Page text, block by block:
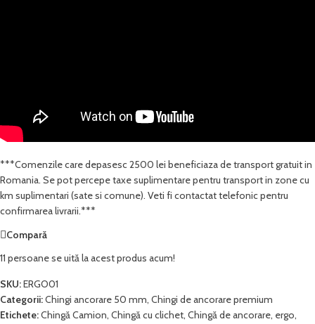
***Comenzile care depasesc 2500 lei beneficiaza de transport gratuit in
Romania. Se pot percepe taxe suplimentare pentru transport in zone cu
km suplimentari (sate si comune). Veti fi contactat telefonic pentru
confirmarea livrarii.***
Compară
11 persoane se uită la acest produs acum!
SKU:ERGO01
Categorii:Chingi ancorare 50 mm, Chingi de ancorare premium
Etichete:Chingă Camion, Chingă cu clichet, Chingă de ancorare, ergo,